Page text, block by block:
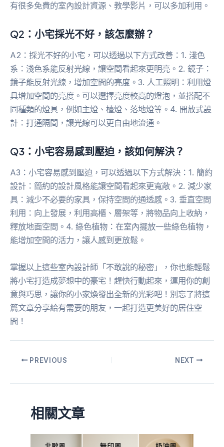
有很多免費的室內設計資源、教學影片，可以多加利用。
Q2：小宅採光不好，該怎麼辦？
A2：採光不好的小宅，可以透過以下方式改善：1. 淺色
系：淺色系能反射光線，讓空間看起來更明亮。2. 鏡子：
鏡子能反射光線，增加空間的亮度。3. 人工照明：利用燈
具增加空間的亮度。可以選擇亮度較高的燈泡，並搭配不
同種類的燈具，例如主燈、檯燈、落地燈等。4. 開放式設
計：打通隔間，讓光線可以更自由地流通。
Q3：小宅容易感到壓迫，該如何解決？
A3：小宅容易感到壓迫，可以透過以下方式解決：1. 簡約
設計：簡約的設計風格能讓空間看起來更寬敞。2. 減少家
具：減少不必要的家具，保持空間的通透感。3. 垂直空間
利用：向上發展，利用高櫃、層架等，將物品向上收納，
釋放地面空間。4. 綠色植物：在室內擺放一些綠色植物，
能增加空間的活力，讓人感到更放鬆。
掌握以上這些室內設計師「不敢說的秘密」，你也能輕鬆
將小宅打造成夢想中的豪宅！趕快行動起來，運用你的創
意與巧思，讓你的小家煥發出全新的光彩吧！別忘了將這
篇文章分享給有需要的朋友，一起打造更美好的居住空
間！
PREVIOUS NEXT
相關文章